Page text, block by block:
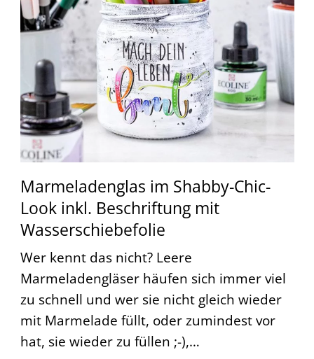
Marmeladenglas im Shabby-Chic-
Look inkl. Beschriftung mit
Wasserschiebefolie
Wer kennt das nicht? Leere
Marmeladengläser häufen sich immer viel
zu schnell und wer sie nicht gleich wieder
mit Marmelade füllt, oder zumindest vor
hat, sie wieder zu füllen ;-),…